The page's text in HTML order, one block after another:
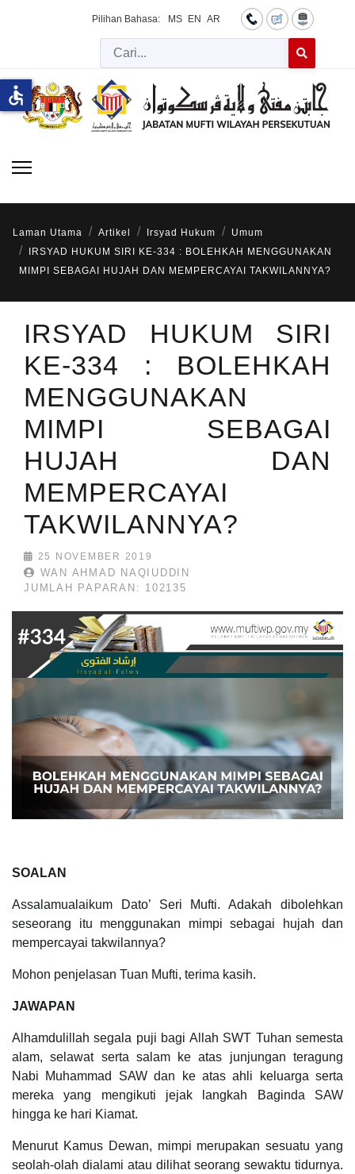
Pilihan Bahasa: MS EN AR
Cari
Laman Utama Artikel Irsyad Hukum
Umum
IRSYAD HUKUM SIRI KE-334 : BOLEHKAH MENGGUNAKAN
MIMPI SEBAGAI HUJAH DAN MEMPERCAYAI TAKWILANNYA?
IRSYAD HUKUM SIRI
KE-334 : BOLEHKAH
MENGGUNAKAN
MIMPI SEBAGAI
HUJAH DAN
MEMPERCAYAI
TAKWILANNYA?
25 NOVEMBER 2019
WAN AHMAD NAQIUDDIN
JUMLAH PAPARAN: 102135
SOALAN
Assalamualaikum Dato’ Seri Mufti. Adakah dibolehkan
seseorang itu menggunakan mimpi sebagai hujah dan
mempercayai takwilannya?
Mohon penjelasan Tuan Mufti, terima kasih.
JAWAPAN
Alhamdulillah segala puji bagi Allah SWT Tuhan semesta
alam, selawat serta salam ke atas junjungan teragung
Nabi Muhammad SAW dan ke atas ahli keluarga serta
mereka yang mengikuti jejak langkah Baginda SAW
hingga ke hari Kiamat.
Menurut Kamus Dewan, mimpi merupakan sesuatu yang
seolah-olah dialami atau dilihat seorang sewaktu tidurnya.
accessible